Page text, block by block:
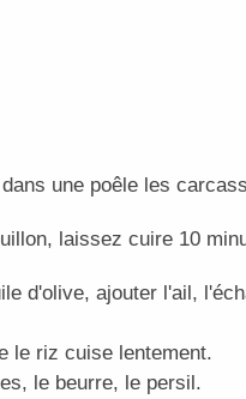
une poêle les
laissez cuire 10
d'olive, ajouter l'ail,
le riz cuise lentement.
le beurre, le persil.